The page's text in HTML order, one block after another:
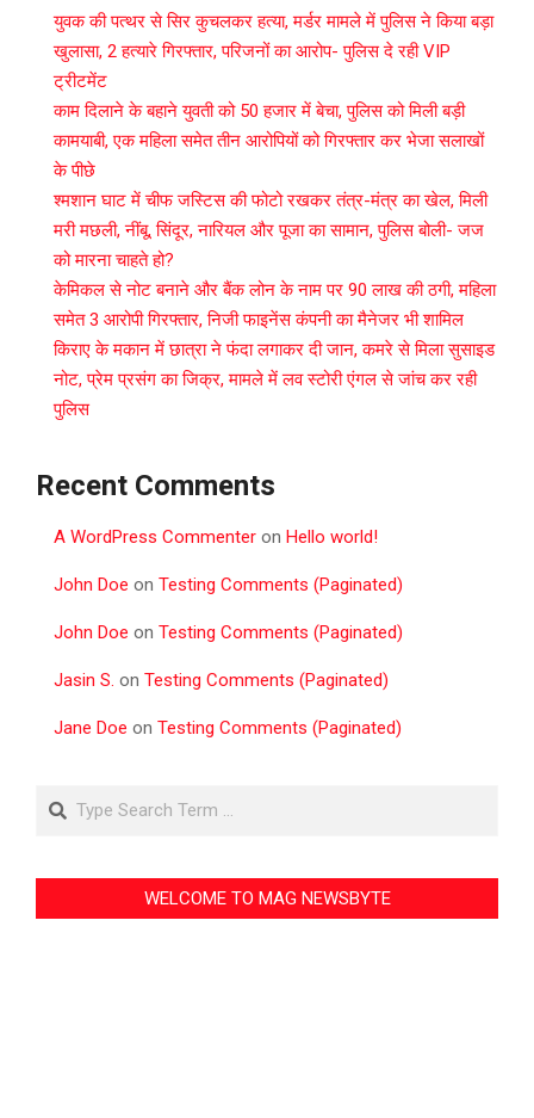
युवक की पत्थर से सिर कुचलकर हत्या, मर्डर मामले में पुलिस ने किया बड़ा
खुलासा, 2 हत्यारे गिरफ्तार, परिजनों का आरोप- पुलिस दे रही VIP
ट्रीटमेंट
काम दिलाने के बहाने युवती को 50 हजार में बेचा, पुलिस को मिली बड़ी
कामयाबी, एक महिला समेत तीन आरोपियों को गिरफ्तार कर भेजा सलाखों
के पीछे
श्मशान घाट में चीफ जस्टिस की फोटो रखकर तंत्र-मंत्र का खेल, मिली
मरी मछली, नींबू, सिंदूर, नारियल और पूजा का सामान, पुलिस बोली- जज
को मारना चाहते हो?
केमिकल से नोट बनाने और बैंक लोन के नाम पर 90 लाख की ठगी, महिला
समेत 3 आरोपी गिरफ्तार, निजी फाइनेंस कंपनी का मैनेजर भी शामिल
किराए के मकान में छात्रा ने फंदा लगाकर दी जान, कमरे से मिला सुसाइड
नोट, प्रेम प्रसंग का जिक्र, मामले में लव स्टोरी एंगल से जांच कर रही
पुलिस
Recent Comments
A WordPress Commenter on Hello world!
John Doe on Testing Comments (Paginated)
John Doe on Testing Comments (Paginated)
Jasin S. on Testing Comments (Paginated)
Jane Doe on Testing Comments (Paginated)
Search
WELCOME TO MAG NEWSBYTE